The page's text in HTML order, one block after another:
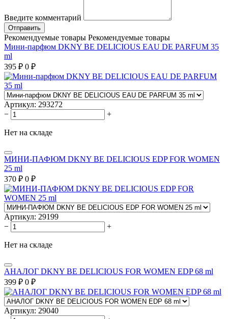
Введите комментарий
Рекомендуемые товары Рекомендуемые товары
Мини-парфюм DKNY BE DELICIOUS EAU DE PARFUM 35
ml
395 ₽ 0 ₽
Артикул: 293272
−
+
Нет на складе
МИНИ-ПАФЮМ DKNY BE DELICIOUS EDP FOR WOMEN
25 ml
370 ₽ 0 ₽
Артикул: 29199
−
+
Нет на складе
АНАЛОГ DKNY BE DELICIOUS FOR WOMEN EDP 68 ml
399 ₽ 0 ₽
Артикул: 29040